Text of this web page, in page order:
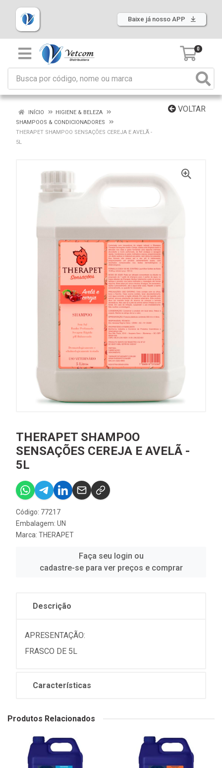
Baixe já nosso APP
0
VOLTAR
INÍCIO
HIGIENE & BELEZA
SHAMPOOS & CONDICIONADORES
THERAPET SHAMPOO SENSAÇÕES CEREJA E AVELÃ -
5L
THERAPET SHAMPOO
SENSAÇÕES CEREJA E AVELÃ -
5L
Código: 77217
Embalagem: UN
Marca: THERAPET
Faça seu login ou
cadastre-se para ver preços e comprar
Descrição
APRESENTAÇÃO:
FRASCO DE 5L
Características
Produtos Relacionados